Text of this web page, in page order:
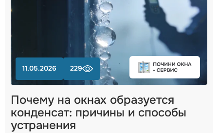
11.05.2026 229
Почему на окнах образуется
конденсат: причины и способы
устранения